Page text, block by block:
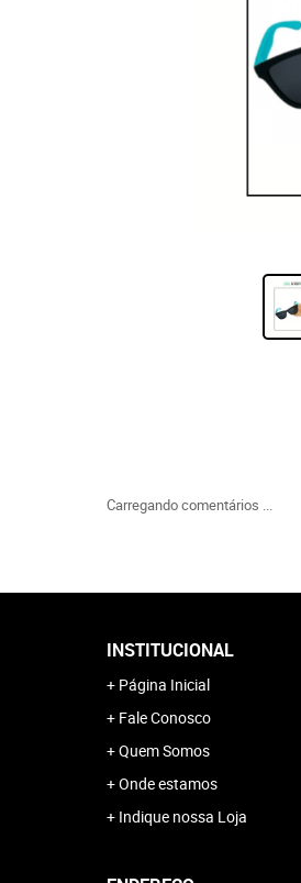
Carregando comentários ...
INSTITUCIONAL
Página Inicial
Fale Conosco
Quem Somos
Onde estamos
Indique nossa Loja